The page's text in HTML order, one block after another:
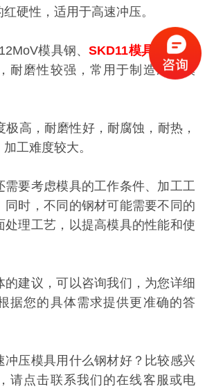
硬性，适用于高速冲压。
模具钢、SKD11模具钢 等，
耐磨性较强，常用于制造冲压模
极高，耐磨性好，耐腐蚀，耐热，
工难度较大。
需要考虑模具的工作条件、加工工
同时，不同的钢材可能需要不同的
处理工艺，以提高模具的性能和使
的建议，可以咨询我们，为您详细
据您的具体需求提供更准确的答
冲压模具用什么钢材好？比较感兴
请点击联系我们的在线客服或电